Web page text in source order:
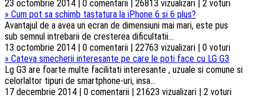
23 octombrie 2014 | 0 comentarii | 26813 vizualizari | 2 voturi
» Cum pot sa schimb tastatura la iPhone 6 si 6 plus?
Avantajul de a avea un ecran de dimensiuni mai mari, este pus
sub semnul intrebarii de cresterea dificultatii...
13 octombrie 2014 | 0 comentarii | 22763 vizualizari | 0 voturi
» Cateva smecherii interesante pe care le poti face cu LG G3
Lg G3 are foarte multe facilitati interesante , uzuale si comune si
celorlaltor tipuri de smartphone-uri, insa...
17 decembrie 2014 | 0 comentarii | 21623 vizualizari | 2 voturi